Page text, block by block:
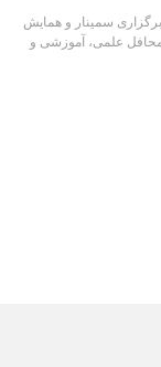
سمینار و همایش
محافل علمی، آموزشی و